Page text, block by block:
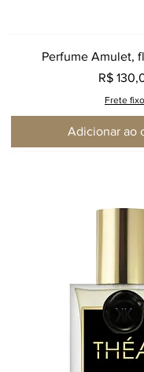
Perfume Amulet,
Preço
R$
Frete
Adicionar ao